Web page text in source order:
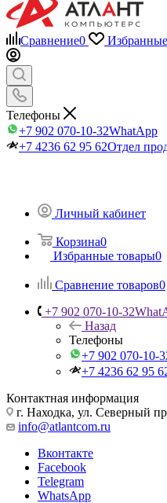
Сравнение0
Телефоны
+7 902 070-10-32WhatApp
+7 4236 62 95 62Отдел
Личный кабинет
Корзина0
Избранные товары0
Сравнение товаров0
+7 902 070-10-32
Назад
Телефоны
+7 902 070-10-
+7 4236 62 95
Контактная информация
г. Находка, ул. Северный
info@atlantcom.ru
Вконтакте
Facebook
Telegram
WhatsApp